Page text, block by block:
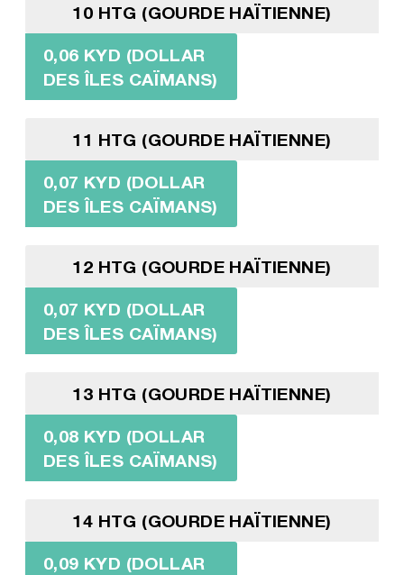
10 HTG (GOURDE HAÏTIENNE)
0,06 KYD (DOLLAR
DES ÎLES CAÏMANS)
11 HTG (GOURDE HAÏTIENNE)
0,07 KYD (DOLLAR
DES ÎLES CAÏMANS)
12 HTG (GOURDE HAÏTIENNE)
0,07 KYD (DOLLAR
DES ÎLES CAÏMANS)
13 HTG (GOURDE HAÏTIENNE)
0,08 KYD (DOLLAR
DES ÎLES CAÏMANS)
14 HTG (GOURDE HAÏTIENNE)
0,09 KYD (DOLLAR